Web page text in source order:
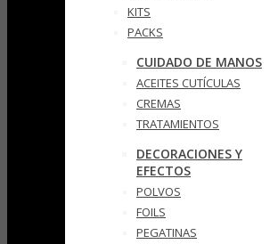
KITS
PACKS
CUIDADO DE MANOS
ACEITES CUTÍCULAS
CREMAS
TRATAMIENTOS
DECORACIONES Y
EFECTOS
POLVOS
FOILS
PEGATINAS